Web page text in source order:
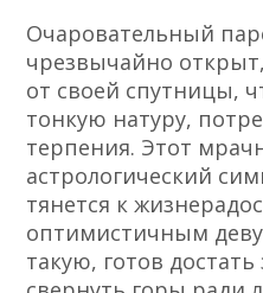
Очаровательный
чрезвычайно
от своей спутницы,
тонкую натуру,
терпения. Этот
астрологический
тянется к
оптимистичным
такую, готов достать